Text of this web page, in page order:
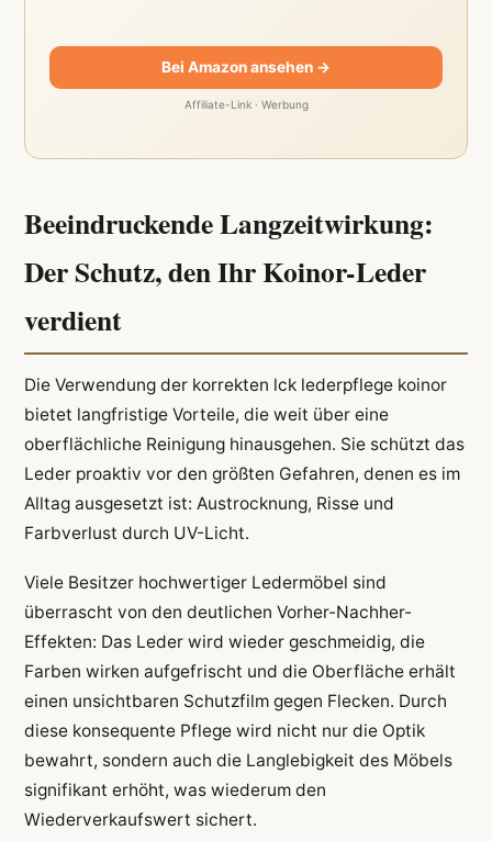
Bei Amazon ansehen →
Affiliate-Link · Werbung
Beeindruckende Langzeitwirkung:
Der Schutz, den Ihr Koinor-Leder
verdient
Die Verwendung der korrekten lck lederpflege koinor
bietet langfristige Vorteile, die weit über eine
oberflächliche Reinigung hinausgehen. Sie schützt das
Leder proaktiv vor den größten Gefahren, denen es im
Alltag ausgesetzt ist: Austrocknung, Risse und
Farbverlust durch UV-Licht.
Viele Besitzer hochwertiger Ledermöbel sind
überrascht von den deutlichen Vorher-Nachher-
Effekten: Das Leder wird wieder geschmeidig, die
Farben wirken aufgefrischt und die Oberfläche erhält
einen unsichtbaren Schutzfilm gegen Flecken. Durch
diese konsequente Pflege wird nicht nur die Optik
bewahrt, sondern auch die Langlebigkeit des Möbels
signifikant erhöht, was wiederum den
Wiederverkaufswert sichert.